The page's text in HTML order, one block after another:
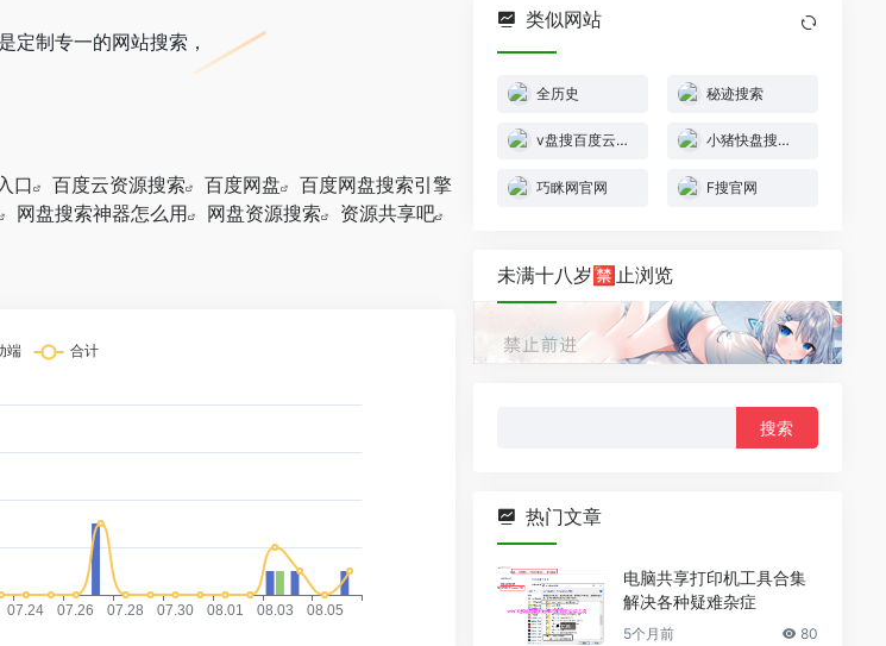
定制专一的网站搜索，
口 百度云资源搜索 百度网盘
百度网盘搜索引擎
网盘搜索神器怎么用 网盘资源搜索 资源共享吧
类似网站
全历史 秘迹搜索
v盘搜百度云搜索 小猪快盘搜网盘
巧眯网官网 F搜官网
未满十八岁🈲止浏览
热门文章
电脑共享打印机工具合集
解决各种疑难杂症
5个月前 80